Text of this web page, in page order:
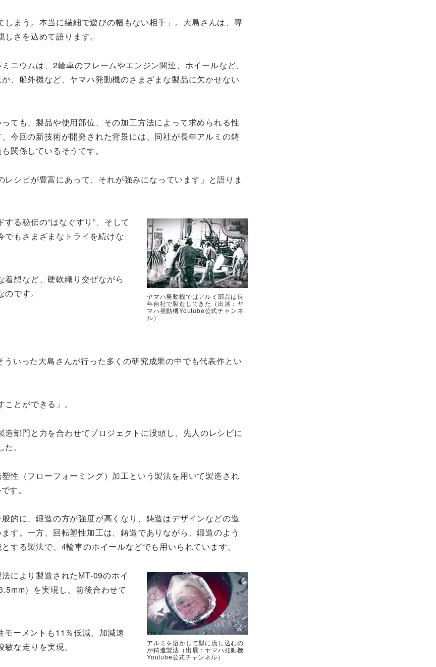
まう。本当に繊細で遊びの幅もない相手」。大島さんは、専
さを込めて語ります。
ニウムは、2輪車のフレームやエンジン関連、ホイールなど、
、船外機など、ヤマハ発動機のさまざまな製品に欠かせない
ても、製品や使用部位、その加工方法によって求められる性
今回の新技術が開発された背景には、同社が長年アルミの鋳
関係しているそうです。
シピが豊富にあって、それが強みになっています」と語りま
ヤマハ発動機ではアルミ部品は長
年自社で製造してきた（出展：ヤ
マハ発動機Youtube公式チャンネ
ル）
る秘伝の“はなぐすり”、そして
でもさまざまなトライを続けな
想など、硬軟織り交ぜながら
です。
いった大島さんが行った多くの研究成果の中でも代表作とい
とができる」。
部門と力を合わせてプロジェクトに没頭し、先人のレシピに
。
性（フローフォーミング）加工という製法を用いて製造され
す。
的に、鍛造の方が強度が高くなり、鋳造はデザインなどの造
す。一方、回転塑性加工は、鋳造でありながら、鍛造のよう
する製法で、4輪車のホイールなどでも用いられています。
アルミを溶かして型に流し込むの
が鋳造製法（出展：ヤマハ発動機
Youtube公式チャンネル）
により製造されたMT-09のホイ
）を実現し、前後合わせて
ーメントも11％低減。加減速
な走りを実現。